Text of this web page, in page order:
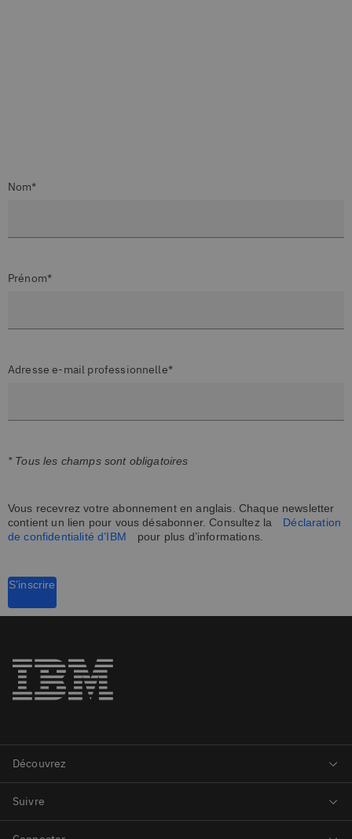
Nom*
Prénom*
Adresse e-mail professionnelle*
* Tous les champs sont obligatoires
Vous recevrez votre abonnement en anglais. Chaque newsletter
contient un lien pour vous désabonner. Consultez la
Déclaration
de confidentialité d’IBM
pour plus d’informations.
S’inscrire